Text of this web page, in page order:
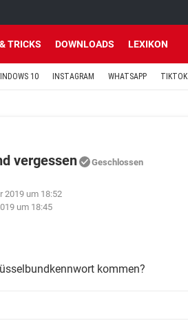
TRICKS DOWNLOADS LEXIKON
10 INSTAGRAM WHATSAPP TIKTOK
vergessen Geschlossen
2019 um 18:52
um 18:45
kommen?